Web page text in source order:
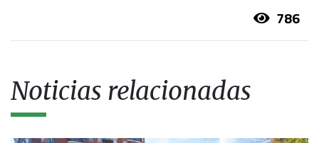
786
Noticias relacionadas